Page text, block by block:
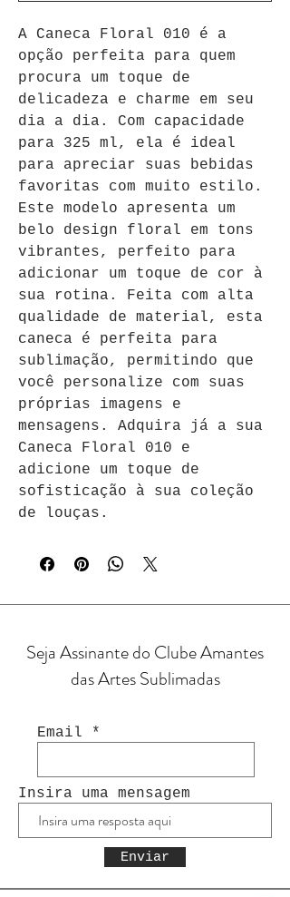
A Caneca Floral 010 é a
opção perfeita para quem
procura um toque de
delicadeza e charme em seu
dia a dia. Com capacidade
para 325 ml, ela é ideal
para apreciar suas bebidas
favoritas com muito estilo.
Este modelo apresenta um
belo design floral em tons
vibrantes, perfeito para
adicionar um toque de cor à
sua rotina. Feita com alta
qualidade de material, esta
caneca é perfeita para
sublimação, permitindo que
você personalize com suas
próprias imagens e
mensagens. Adquira já a sua
Caneca Floral 010 e
adicione um toque de
sofisticação à sua coleção
de louças.
Seja Assinante do Clube Amantes
das Artes Sublimadas
Email
Insira uma mensagem
Enviar